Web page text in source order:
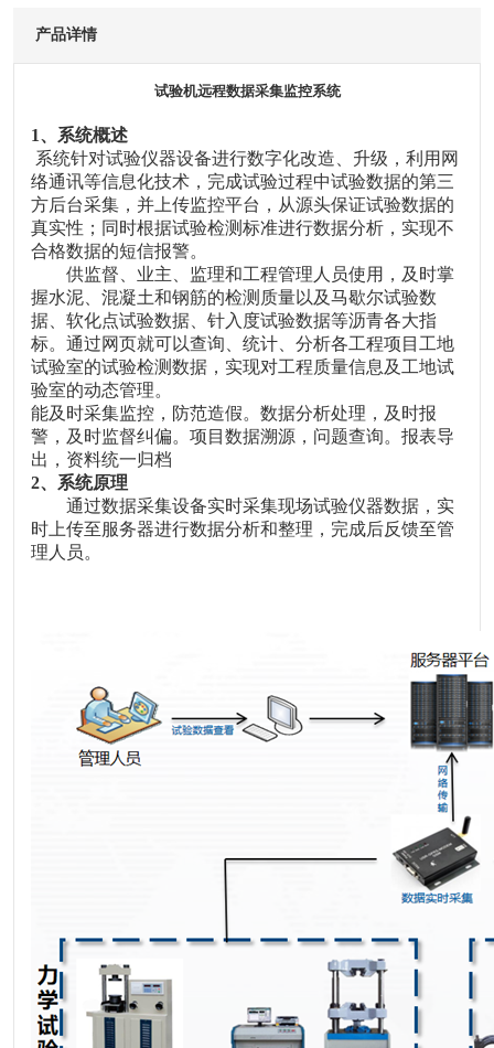
产品详情
试验机远程数据采集监控系统
1、系统概述
系统针对试验仪器设备进行数字化改造、升级，利用网
络通讯等信息化技术，完成试验过程中试验数据的第三
方后台采集，并上传监控平台，从源头保证试验数据的
真实性；同时根据试验检测标准进行数据分析，实现不
合格数据的短信报警。
供监督、业主、监理和工程管理人员使用，及时掌
握水泥、混凝土和钢筋的检测质量以及马歇尔试验数
据、软化点试验数据、针入度试验数据等沥青各大指
标。通过网页就可以查询、统计、分析各工程项目工地
试验室的试验检测数据，实现对工程质量信息及工地试
验室的动态管理。
能及时采集监控，防范造假。 数据分析处理，及时报
警，及时监督纠偏。 项目数据溯源，问题查询。 报表导
出，资料统一归档
2、系统原理
通过数据采集设备实时采集现场试验仪器数据，实
时上传至服务器进行数据分析和整理，完成后反馈至管
理人员。